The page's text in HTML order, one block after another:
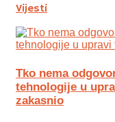
Vijesti
Tko nema
tehnologije u
zakasnio